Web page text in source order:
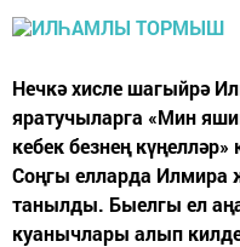
Нечкә хисле шагыйрә
яратучыларга «Мин
кебек безнең
Соңгы елларда
танылды. Быелгы ел
куанычлары алып